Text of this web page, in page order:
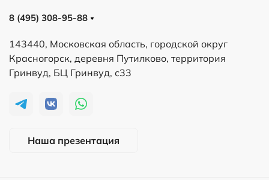
8 (495) 308-95-88
143440, Московская область, городской округ
Красногорск, деревня Путилково, территория
Гринвуд, БЦ Гринвуд, с33
Наша презентация